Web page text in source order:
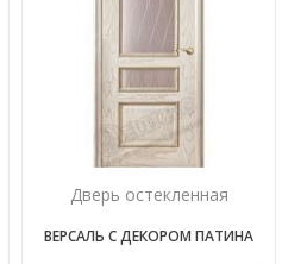
Дверь остекленная
ВЕРСАЛЬ С ДЕКОРОМ ПАТИНА